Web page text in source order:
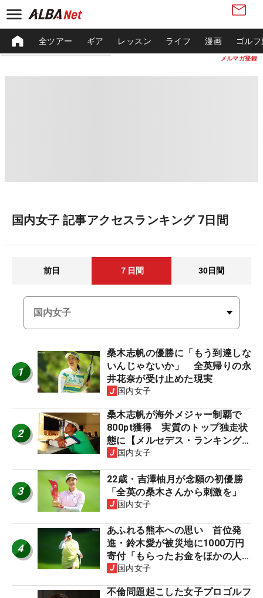
メルマガ登録
全ツアー ギア レッスン ライフ 漫画 ゴル
国内女子 記事アクセスランキング 7日間
前日 ７日間 30日間
1
桑木志帆の優勝に「もう到達しな
いんじゃないか」 全英帰りの永
井花奈が受け止めた現実
国内女子
2
桑木志帆が海外メジャー制覇で
800pt獲得 実質のトップ独走状
態に【メルセデス・ランキング番
外編】
国内女子
3
22歳・吉澤柚月が念願の初優勝
「全英の桑木さんから刺激を」
国内女子
4
あふれる熊本への思い 首位発
進・鈴木愛が被災地に1000万円
寄付「もらったお金をほかの人
に」国内女子
不倫問題起こした女子プロゴルフ